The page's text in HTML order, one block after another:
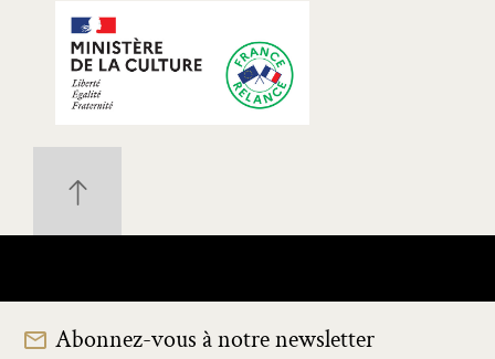
Abonnez-vous à notre newsletter